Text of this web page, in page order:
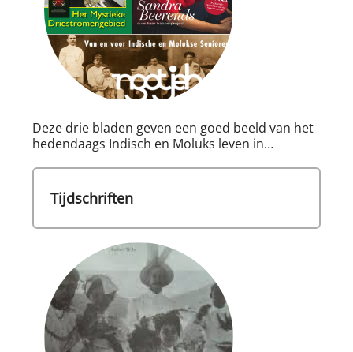
Deze drie bladen geven een goed beeld van het
hedendaags Indisch en Moluks leven in…
Tijdschriften